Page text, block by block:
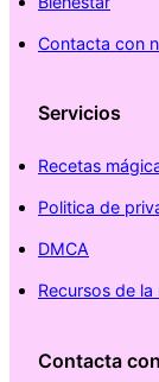
Contacta con
Servicios
Recetas
Politica de
DMCA
Recursos de la
Contacta